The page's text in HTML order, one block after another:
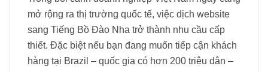
mở rộng ra thị trường quốc tế, việc dịch website
sang Tiếng Bồ Đào Nha trở thành nhu cầu cấp
thiết. Đặc biệt nếu bạn đang muốn tiếp cận khách
hàng tại Brazil – quốc gia có hơn 200 triệu dân –